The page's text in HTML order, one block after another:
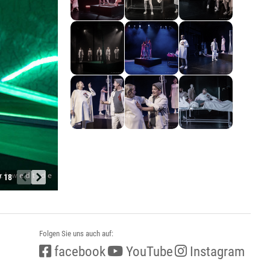
18
Folgen Sie uns auch auf:
facebook YouTube Instagram